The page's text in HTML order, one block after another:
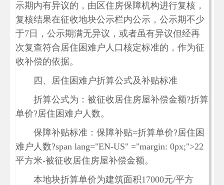
示期内有异议的，由区住房保障机构进行复核，
复核结果在征收地块公示栏内公示，公示期不少
于7日，公示期满无异议，或者虽有异议但经再
次复查符合居住困难户人口核定标准的，作为征
收补偿的依据。
四、居住困难户折算公式及补贴标准
折算公式为：被征收居住房屋补偿金额?折算
单价?居住困难户人数。
保障补贴标准：保障补贴=折算单价?居住困
难户人数?span lang="EN-US" ="margin: 0px;">22
平方米-被征收居住房屋补偿金额。
本地块折算单价为建筑面积17000元/平方